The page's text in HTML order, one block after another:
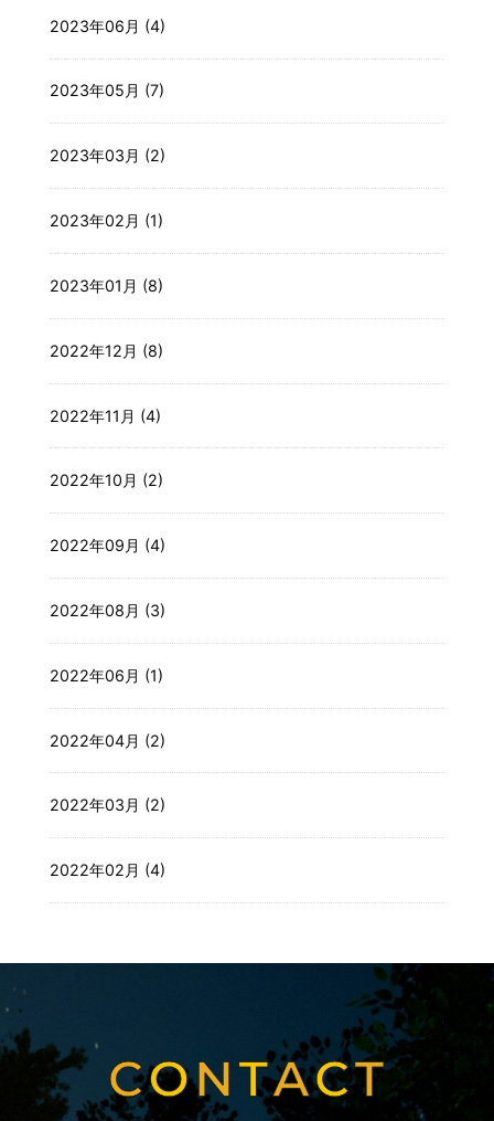
2023年06月 (4)
2023年05月 (7)
2023年03月 (2)
2023年02月 (1)
2023年01月 (8)
2022年12月 (8)
2022年11月 (4)
2022年10月 (2)
2022年09月 (4)
2022年08月 (3)
2022年06月 (1)
2022年04月 (2)
2022年03月 (2)
2022年02月 (4)